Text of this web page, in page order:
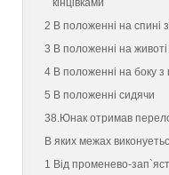
кiнцiвками
2 В положеннi на спинi
3 В положеннi на
4 В положеннi на боку з
5 В положеннi сидячи
38.Юнак отримав
В яких межах
1 Вiд променево-